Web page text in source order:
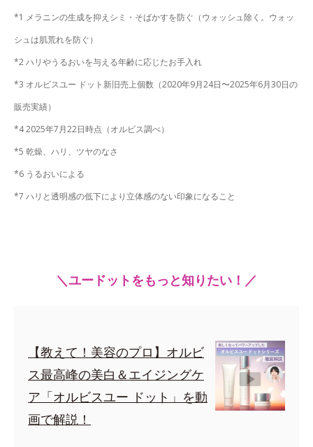
*1 メラニンの生成を抑えシミ・そばかすを防ぐ（ウォッシュ除く。ウォッ
シュは肌荒れを防ぐ）
*2 ハリやうるおいを与える年齢に応じたお手入れ
*3 オルビスユー ドット新旧売上個数（2020年9月24日〜2025年6月30日の
販売実績）
*4 2025年7月22日時点（オルビス調べ）
*5 乾燥、ハリ、ツヤのなさ
*6 うるおいによる
*7 ハリと透明感の低下により立体感のない印象になること
＼ユードットをもっと知りたい！／
【教えて！美容のプロ】オルビ
ス最高峰の美白＆エイジングケ
ア「オルビスユー ドット」を動
画で解説！